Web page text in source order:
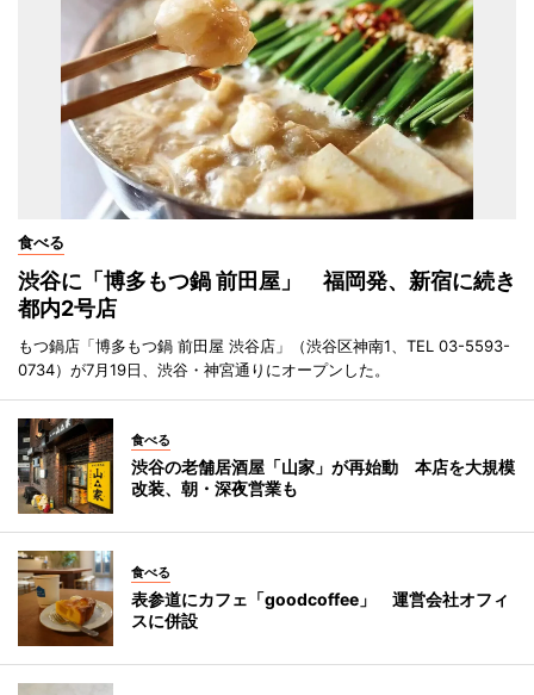
食べる
渋谷に「博多もつ鍋 前田屋」 福岡発、新宿に続き
都内2号店
もつ鍋店「博多もつ鍋 前田屋 渋谷店」（渋谷区神南1、TEL 03-5593-
0734）が7月19日、渋谷・神宮通りにオープンした。
食べる
渋谷の老舗居酒屋「山家」が再始動 本店を大規模
改装、朝・深夜営業も
食べる
表参道にカフェ「goodcoffee」 運営会社オフィ
スに併設